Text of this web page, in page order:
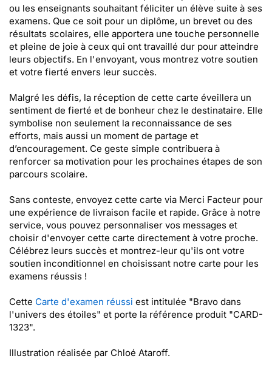
ou les enseignants souhaitant féliciter un élève suite à ses
examens. Que ce soit pour un diplôme, un brevet ou des
résultats scolaires, elle apportera une touche personnelle
et pleine de joie à ceux qui ont travaillé dur pour atteindre
leurs objectifs. En l'envoyant, vous montrez votre soutien
et votre fierté envers leur succès.
Malgré les défis, la réception de cette carte éveillera un
sentiment de fierté et de bonheur chez le destinataire. Elle
symbolise non seulement la reconnaissance de ses
efforts, mais aussi un moment de partage et
d’encouragement. Ce geste simple contribuera à
renforcer sa motivation pour les prochaines étapes de son
parcours scolaire.
Sans conteste, envoyez cette carte via Merci Facteur pour
une expérience de livraison facile et rapide. Grâce à notre
service, vous pouvez personnaliser vos messages et
choisir d'envoyer cette carte directement à votre proche.
Célébrez leurs succès et montrez-leur qu'ils ont votre
soutien inconditionnel en choisissant notre carte pour les
examens réussis !
Cette Carte d'examen réussi est intitulée "Bravo dans
l'univers des étoiles" et porte la référence produit "CARD-
1323".
Illustration réalisée par Chloé Ataroff.